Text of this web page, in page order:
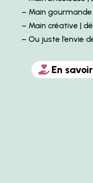
– Main gourmande
– Main créative |
– Ou juste l’envie
En